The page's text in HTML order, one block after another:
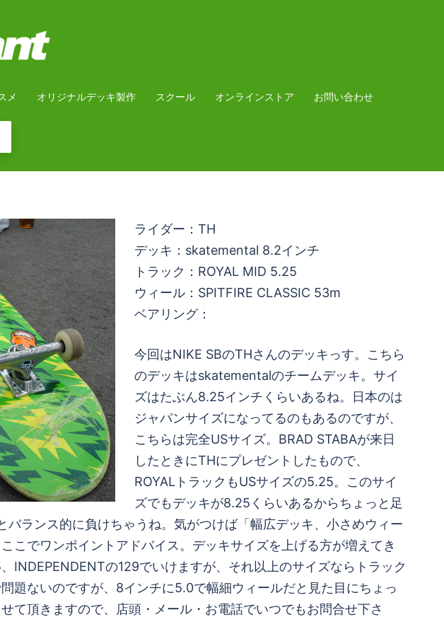
メ オリジナルデッキ製作 スクール オンラインストア お問い合わせ
ライダー：TH
デッキ：skatemental 8.2インチ
トラック：ROYAL MID 5.25
ウィール：SPITFIRE CLASSIC 53m
ベアリング：
今回はNIKE SBのTHさんのデッキっす。こちら
のデッキはskatementalのチームデッキ。サイ
ズはたぶん8.25インチくらいあるね。日本のは
ジャパンサイズになってるのもあるのですが、
こちらは完全USサイズ。BRAD STABAが来日
したときにTHにプレゼントしたもので、
ROYALトラックもUSサイズの5.25。このサイ
ズでもデッキが8.25くらいあるからちょっと足
ランス的に負けちゃうね。気がつけば「幅広デッキ、小さめウィー
こでワンポイントアドバイス。デッキサイズを上げる方が増えてき
INDEPENDENTの129でいけますが、それ以上のサイズならトラック
題ないのですが、8インチに5.0で幅細ウィールだと見た目にちょっ
て頂きますので、店頭・メール・お電話でいつでもお問合せ下さ